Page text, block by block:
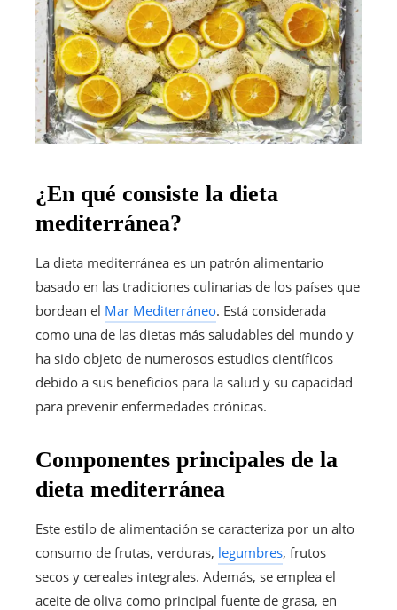
¿En qué consiste la dieta
mediterránea?
La dieta mediterránea es un patrón alimentario
basado en las tradiciones culinarias de los países que
bordean el Mar Mediterráneo. Está considerada
como una de las dietas más saludables del mundo y
ha sido objeto de numerosos estudios científicos
debido a sus beneficios para la salud y su capacidad
para prevenir enfermedades crónicas.
Componentes principales de la
dieta mediterránea
Este estilo de alimentación se caracteriza por un alto
consumo de frutas, verduras, legumbres, frutos
secos y cereales integrales. Además, se emplea el
aceite de oliva como principal fuente de grasa, en